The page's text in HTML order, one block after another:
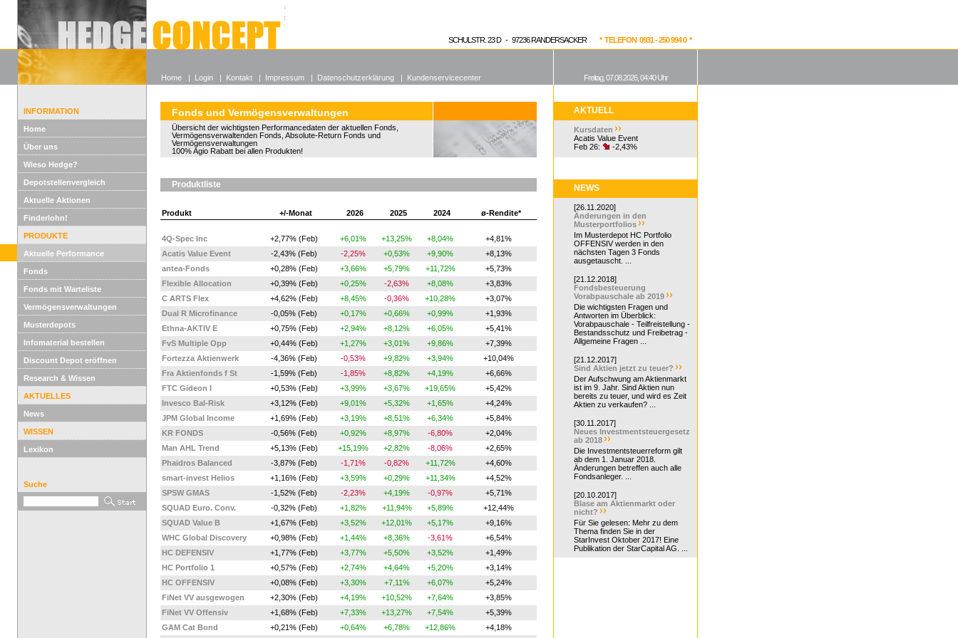
Alle offenen Fonds
Wieso Hedgefonds?
SCHULSTR. 23 D - 97236 RANDERSACKER * TELEFON 0931 - 250 994 0 *
INFORMATION
Home
Über uns
Wieso Hedge?
Depotstellenvergleich
Aktuelle Aktionen
Finderlohn!
PRODUKTE
Aktuelle Performance
Fonds
Fonds mit Warteliste
Vermögensverwaltungen
Musterdepots
Infomaterial bestellen
Discount Depot eröffnen
Research & Wissen
AKTUELLES
News
WISSEN
Lexikon
Suche
Fonds und Vermögensverwaltungen
Übersicht der wichtigsten Performancedaten der aktuellen Fonds,
Vermögensverwaltenden Fonds, Absolute-Return Fonds und
Vermögensverwaltungen
100% Agio Rabatt bei allen Produkten!
Produktliste
Produkt +/-Monat 2026 2025 2024 ø-Rendite*
4Q-Spec Inc +2,77% (Feb) +6,01% +13,25% +8,04%
+4,81%
Acatis Value Event
-2,43% (Feb) -2,25% +0,53% +9,90%
+8,13%
antea-Fonds
+0,28% (Feb) +3,66% +5,79% +11,72%
+5,73%
Flexible Allocation
+0,39% (Feb) +0,25% -2,63% +8,08%
+3,83%
C ARTS Flex
+4,62% (Feb) +8,45% -0,36% +10,28%
+3,07%
Dual R Microfinance
-0,05% (Feb) +0,17% +0,66% +0,99%
+1,93%
Ethna-AKTIV E
+0,75% (Feb) +2,94% +8,12% +6,05%
+5,41%
FvS Multiple Opp
+0,44% (Feb) +1,27% +3,01% +9,86%
+7,39%
Fortezza Aktienwerk
-4,36% (Feb) -0,53% +9,82% +3,94%
+10,04%
Fra Aktienfonds f St
-1,59% (Feb) -1,85% +8,82% +4,19%
+6,66%
FTC Gideon I
+0,53% (Feb) +3,99% +3,67% +19,65%
+5,42%
Invesco Bal-Risk
+3,12% (Feb) +9,01% +5,32% +1,65%
+4,24%
JPM Global Income
+1,69% (Feb) +3,19% +8,51% +6,34%
+5,84%
KR FONDS
-0,56% (Feb) +0,92% +8,97% -6,80%
+2,04%
Man AHL Trend
+5,13% (Feb) +15,19% +2,82% -8,06%
+2,65%
Phaidros Balanced
-3,87% (Feb) -1,71% -0,82% +11,72%
+4,60%
smart-invest Helios
+1,16% (Feb) +3,59% +0,29% +11,34%
+4,52%
SPSW GMAS
-1,52% (Feb) -2,23% +4,19% -0,97%
+5,71%
SQUAD Euro. Conv.
-0,32% (Feb) +1,82% +11,94% +5,89%
+12,44%
SQUAD Value B
+1,67% (Feb) +3,52% +12,01% +5,17%
+9,16%
WHC Global Discovery
+0,98% (Feb) +1,44% +8,36% -3,61%
+6,54%
HC DEFENSIV
+1,77% (Feb) +3,77% +5,50% +3,52%
+1,49%
HC Portfolio 1
+0,57% (Feb) +2,74% +4,64% +5,20%
+3,14%
HC OFFENSIV
+0,08% (Feb) +3,30% +7,11% +6,07%
+5,24%
FiNet VV ausgewogen
+2,30% (Feb) +4,19% +10,52% +7,64%
+3,85%
FiNet VV Offensiv
+1,68% (Feb) +7,33% +13,27% +7,54%
+5,39%
GAM Cat Bond
+0,21% (Feb) +0,64% +6,78% +12,86% +4,18%
AKTUELL
Kursdaten
Acatis Value Event
Feb 26:
-2,43%
NEWS
[26.11.2020]
Änderungen in den
Musterportfolios
Im Musterdepot HC Portfolio
OFFENSIV werden in den
nächsten Tagen 3 Fonds
ausgetauscht. ...
[21.12.2018]
Fondsbesteuerung
Vorabpauschale ab 2019
Die wichtigsten Fragen und
Antworten im Überblick:
Vorabpauschale - Teilfreistellung -
Bestandsschutz und Freibetrag -
Allgemeine Fragen ...
[21.12.2017]
Sind Aktien jetzt zu teuer?
Der Aufschwung am Aktienmarkt
ist im 9. Jahr. Sind Aktien nun
bereits zu teuer, und wird es Zeit
Aktien zu verkaufen? ...
[30.11.2017]
Neues Investmentsteuergesetz
ab 2018
Die Investmentsteuerreform gilt
ab dem 1. Januar 2018.
Änderungen betreffen auch alle
Fondsanleger. ...
[20.10.2017]
Blase am Aktienmarkt oder
nicht?
Für Sie gelesen: Mehr zu dem
Thema finden Sie in der
StarInvest Oktober 2017! Eine
Publikation der StarCapital AG. ...
Home | Login | Kontakt | Impressum | Datenschutzerklärung | Kundenservicecenter Freitag, 07.08.2026, 04:40 Uhr